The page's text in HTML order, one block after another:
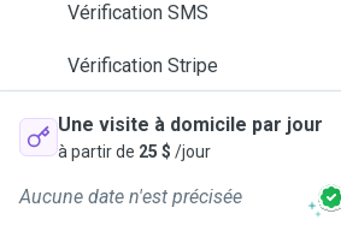
Vérification SMS
Vérification Stripe
Une visite à domicile par jour
à partir de 25 $ /jour
Aucune date n'est précisée